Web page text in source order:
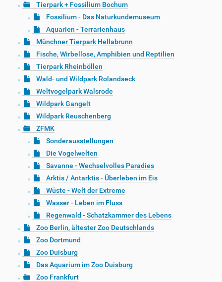
Tierpark + Fossilium Bochum
Fossilium - Das Naturkundemuseum
Aquarien - Terrarienhaus
Münchner Tierpark Hellabrunn
Fische, Wirbellose, Amphibien und Reptilien
Tierpark Rheinböllen
Wald- und Wildpark Rolandseck
Weltvogelpark Walsrode
Wildpark Gangelt
Wildpark Reuschenberg
ZFMK
Sonderausstellungen
Die Vogelwelten
Savanne - Wechselvolles Paradies
Arktis / Antarktis - Überleben im Eis
Wüste - Welt der Extreme
Wasser - Leben im Fluss
Regenwald - Schatzkammer des Lebens
Zoo Berlin, ältester Zoo Deutschlands
Zoo Dortmund
Zoo Duisburg
Das Aquarium im Zoo Duisburg
Zoo Frankfurt